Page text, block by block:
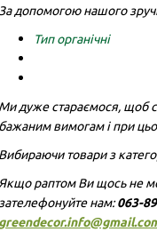
225.00 грн
За допомогою нашого
Тип органічні
Ми дуже стараємося, щоб
бажаним вимогам і при
Вибираючи товари з
Якщо раптом Ви щось не
зателефонуйте нам:063-